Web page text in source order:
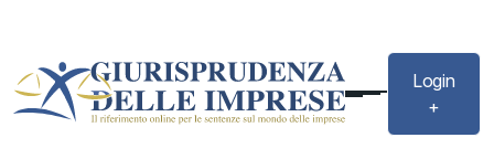
Login
+